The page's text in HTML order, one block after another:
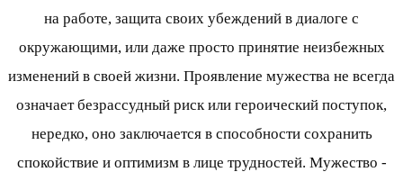
на работе, защита своих убеждений в диалоге с
окружающими, или даже просто принятие неизбежных
изменений в своей жизни. Проявление мужества не всегда
означает безрассудный риск или героический поступок,
нередко, оно заключается в способности сохранить
спокойствие и оптимизм в лице трудностей. Мужество -